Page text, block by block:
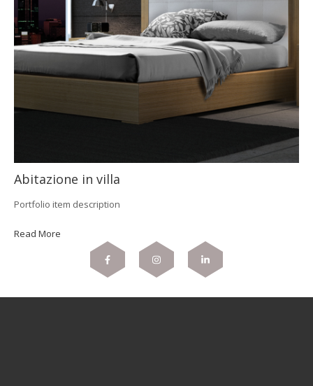
Abitazione in villa
Portfolio item description
Read More